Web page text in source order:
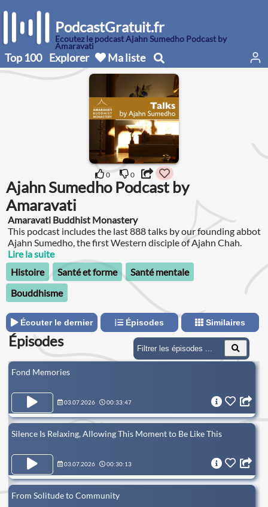
PodcastGratuit.fr
Écoutez le podcast Ajahn Sumedho Podcast by
Amaravati
Top 100 Explorer Ma liste
0 0
Ajahn Sumedho Podcast by
Amaravati
Amaravati Buddhist Monastery
This podcast includes the last 888 talks by our founding abbot
Ajahn Sumedho, the first Western disciple of Ajahn Chah.
Lire la suite
Histoire
Santé et forme
Santé mentale
Bouddhisme
Écouter le dernier Épisodes Similaires
Épisodes
Fond Memories
03.07.2026 00:33:47
Silence Is Relaxing, Allowing This Moment to Be Like This
03.07.2026 00:30:13
From Solitude to Community